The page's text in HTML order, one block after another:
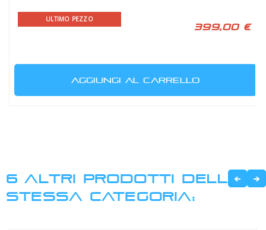
ULTIMO PEZZO
399,00 €
AGGIUNGI AL CARRELLO
6 ALTRI PRODOTTI DELLA
STESSA CATEGORIA: